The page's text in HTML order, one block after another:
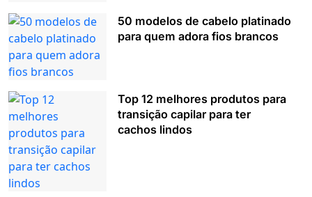
50 modelos de cabelo platinado
para quem adora fios brancos
Top 12 melhores produtos para
transição capilar para ter
cachos lindos